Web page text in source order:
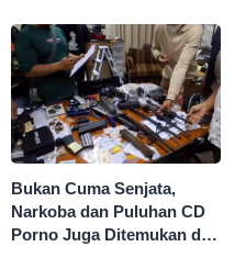
Bukan Cuma Senjata,
Narkoba dan Puluhan CD
Porno Juga Ditemukan di